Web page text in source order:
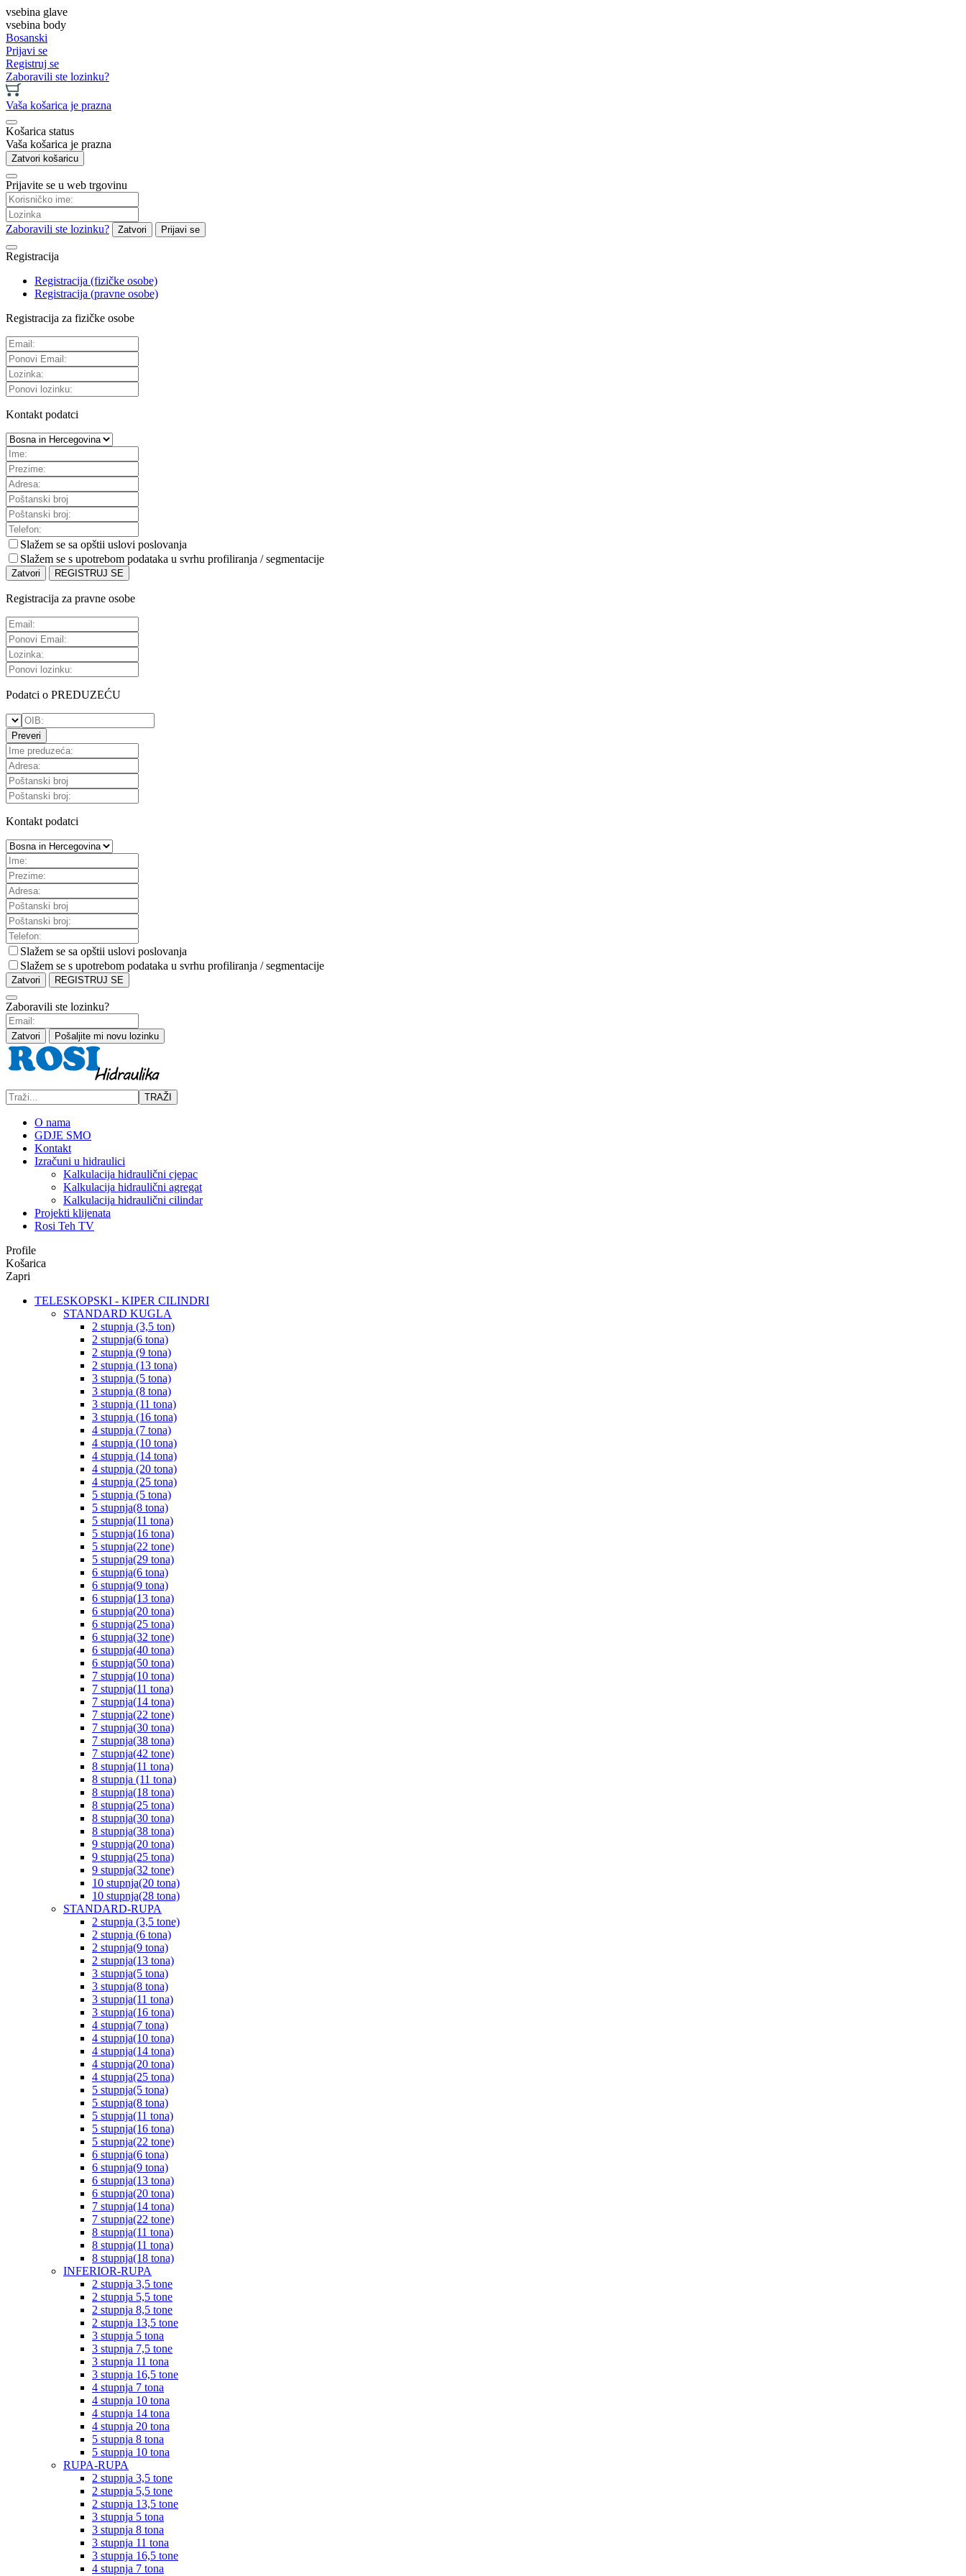
vsebina glave
vsebina body
Bosanski
Prijavi se
Registruj se
Zaboravili ste lozinku?
Vaša košarica je prazna
Košarica status
Vaša košarica je prazna
Zatvori košaricu
Prijavite se u web trgovinu
Zaboravili ste lozinku? Zatvori Prijavi se
Registracija
Registracija (fizičke osobe)
Registracija (pravne osobe)
Registracija za fizičke osobe
Kontakt podatci
Slažem se sa opštii uslovi poslovanja
Slažem se s upotrebom podataka u svrhu profiliranja / segmentacije
Zatvori REGISTRUJ SE
Registracija za pravne osobe
Podatci o PREDUZEĆU
Preveri
Kontakt podatci
Slažem se sa opštii uslovi poslovanja
Slažem se s upotrebom podataka u svrhu profiliranja / segmentacije
Zatvori REGISTRUJ SE
Zaboravili ste lozinku?
Zatvori Pošaljite mi novu lozinku
TRAŽI
O nama
GDJE SMO
Kontakt
Izračuni u hidraulici
Kalkulacija hidraulični cjepac
Kalkulacija hidraulični agregat
Kalkulacija hidraulični cilindar
Projekti klijenata
Rosi Teh TV
Profile
Košarica
Zapri
TELESKOPSKI - KIPER CILINDRI
STANDARD KUGLA
2 stupnja (3,5 ton)
2 stupnja(6 tona)
2 stupnja (9 tona)
2 stupnja (13 tona)
3 stupnja (5 tona)
3 stupnja (8 tona)
3 stupnja (11 tona)
3 stupnja (16 tona)
4 stupnja (7 tona)
4 stupnja (10 tona)
4 stupnja (14 tona)
4 stupnja (20 tona)
4 stupnja (25 tona)
5 stupnja (5 tona)
5 stupnja(8 tona)
5 stupnja(11 tona)
5 stupnja(16 tona)
5 stupnja(22 tone)
5 stupnja(29 tona)
6 stupnja(6 tona)
6 stupnja(9 tona)
6 stupnja(13 tona)
6 stupnja(20 tona)
6 stupnja(25 tona)
6 stupnja(32 tone)
6 stupnja(40 tona)
6 stupnja(50 tona)
7 stupnja(10 tona)
7 stupnja(11 tona)
7 stupnja(14 tona)
7 stupnja(22 tone)
7 stupnja(30 tona)
7 stupnja(38 tona)
7 stupnja(42 tone)
8 stupnja(11 tona)
8 stupnja (11 tona)
8 stupnja(18 tona)
8 stupnja(25 tona)
8 stupnja(30 tona)
8 stupnja(38 tona)
9 stupnja(20 tona)
9 stupnja(25 tona)
9 stupnja(32 tone)
10 stupnja(20 tona)
10 stupnja(28 tona)
STANDARD-RUPA
2 stupnja (3,5 tone)
2 stupnja (6 tona)
2 stupnja(9 tona)
2 stupnja(13 tona)
3 stupnja(5 tona)
3 stupnja(8 tona)
3 stupnja(11 tona)
3 stupnja(16 tona)
4 stupnja(7 tona)
4 stupnja(10 tona)
4 stupnja(14 tona)
4 stupnja(20 tona)
4 stupnja(25 tona)
5 stupnja(5 tona)
5 stupnja(8 tona)
5 stupnja(11 tona)
5 stupnja(16 tona)
5 stupnja(22 tone)
6 stupnja(6 tona)
6 stupnja(9 tona)
6 stupnja(13 tona)
6 stupnja(20 tona)
7 stupnja(14 tona)
7 stupnja(22 tone)
8 stupnja(11 tona)
8 stupnja(11 tona)
8 stupnja(18 tona)
INFERIOR-RUPA
2 stupnja 3,5 tone
2 stupnja 5,5 tone
2 stupnja 8,5 tone
2 stupnja 13,5 tone
3 stupnja 5 tona
3 stupnja 7,5 tone
3 stupnja 11 tona
3 stupnja 16,5 tone
4 stupnja 7 tona
4 stupnja 10 tona
4 stupnja 14 tona
4 stupnja 20 tona
5 stupnja 8 tona
5 stupnja 10 tona
RUPA-RUPA
2 stupnja 3,5 tone
2 stupnja 5,5 tone
2 stupnja 13,5 tone
3 stupnja 5 tona
3 stupnja 8 tona
3 stupnja 11 tona
3 stupnja 16,5 tone
4 stupnja 7 tona